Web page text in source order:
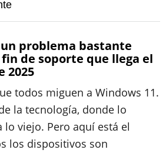
problema bastante
de soporte que llega el
2025
todos miguen a Windows 11.
la tecnología, donde lo
lo viejo. Pero aquí está el
los dispositivos son